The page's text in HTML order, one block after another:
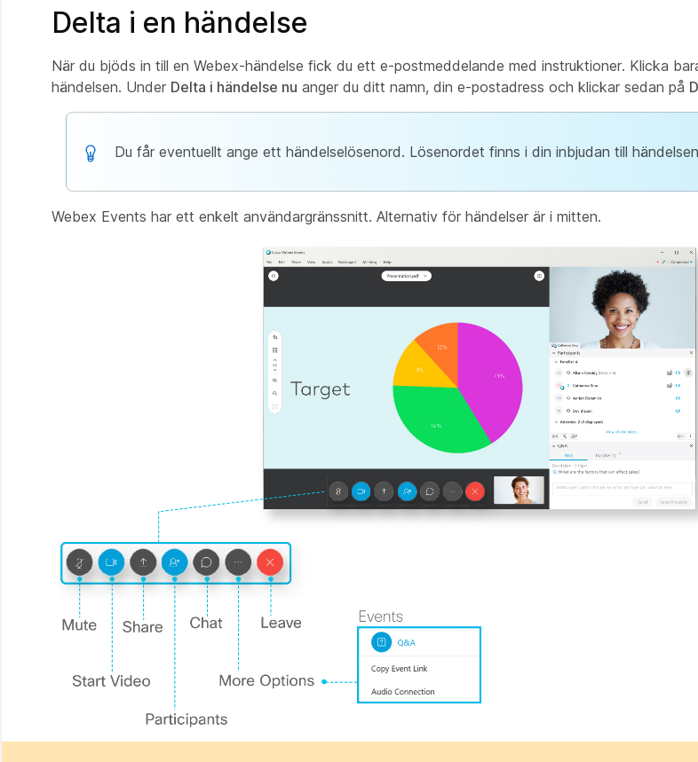
Delta i en händelse
När du bjöds in till en Webex-händelse fick du ett e-postmeddelande med instruktioner. Klicka
händelsen. Under Delta i händelse nu anger du ditt namn, din e-postadress och klickar sedan på
Du får eventuellt ange ett händelselösenord. Lösenordet finns i din inbjudan till
Webex Events har ett enkelt användargränssnitt. Alternativ för händelser är i mitten.